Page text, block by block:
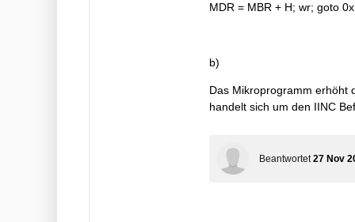
MDR = MBR + H; wr; goto
b)
Das Mikroprogramm erhöht
handelt sich um den IINC
Beantwortet 27 Nov